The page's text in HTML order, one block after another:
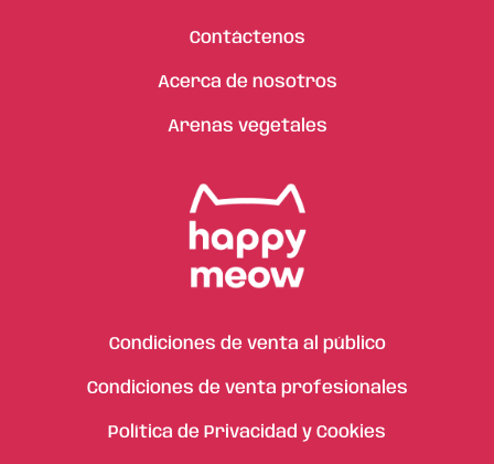
Contáctenos
Acerca de nosotros
Arenas vegetales
Condiciones de venta al público
Condiciones de venta profesionales
Política de Privacidad y Cookies